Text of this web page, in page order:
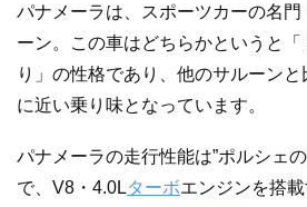
パナメーラは、スポーツカーの名
ーン。この車はどちらかというと
り」の性格であり、他のサルーン
に近い乗り味となっています。
パナメーラの走行性能は”ポルシェ
で、V8・4.0Lターボエンジンを搭